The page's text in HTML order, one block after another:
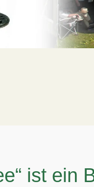
ist ein